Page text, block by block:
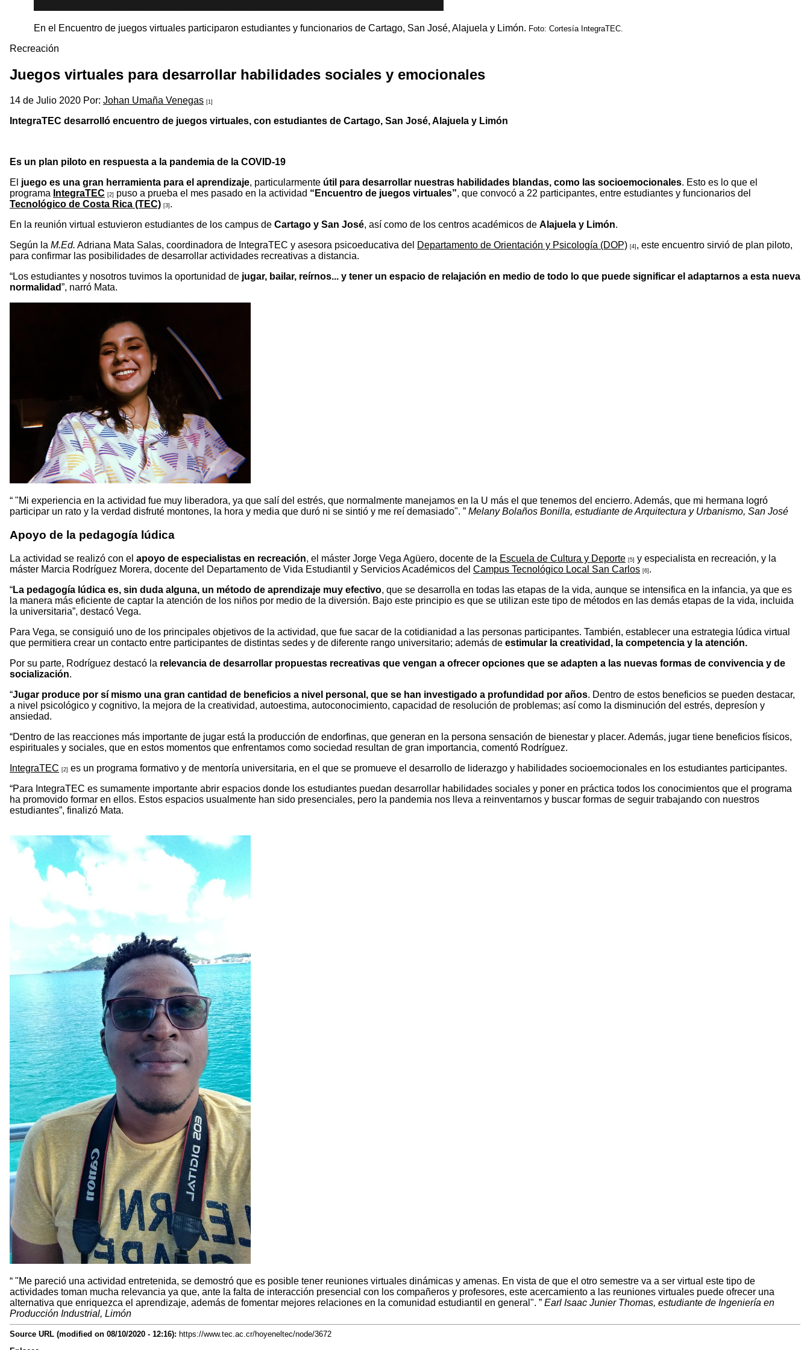
En el Encuentro de juegos virtuales participaron estudiantes y funcionarios de Cartago, San José, Alajuela y Limón. Foto: Cortesía IntegraTEC.
Recreación
Juegos virtuales para desarrollar habilidades sociales y emocionales
14 de Julio 2020 Por: Johan Umaña Venegas [1]
IntegraTEC desarrolló encuentro de juegos virtuales, con estudiantes de Cartago, San José, Alajuela y Limón
Es un plan piloto en respuesta a la pandemia de la COVID-19
El juego es una gran herramienta para el aprendizaje, particularmente útil para desarrollar nuestras habilidades blandas, como las socioemocionales. Esto es lo que el
programa IntegraTEC [2] puso a prueba el mes pasado en la actividad “Encuentro de juegos virtuales”, que convocó a 22 participantes, entre estudiantes y funcionarios del
Tecnológico de Costa Rica (TEC) [3] .
En la reunión virtual estuvieron estudiantes de los campus de Cartago y San José, así como de los centros académicos de Alajuela y Limón.
Según la M.Ed. Adriana Mata Salas, coordinadora de IntegraTEC y asesora psicoeducativa del Departamento de Orientación y Psicología (DOP) [4] , este encuentro sirvió de plan piloto,
para confirmar las posibilidades de desarrollar actividades recreativas a distancia.
“Los estudiantes y nosotros tuvimos la oportunidad de jugar, bailar, reírnos... y tener un espacio de relajación en medio de todo lo que puede significar el adaptarnos a esta nueva
normalidad”, narró Mata.
"Mi experiencia en la actividad fue muy liberadora, ya que salí del estrés, que normalmente manejamos en la U más el que tenemos del encierro. Además, que mi hermana logró
participar un rato y la verdad disfruté montones, la hora y media que duró ni se sintió y me reí demasiado".
Melany Bolaños Bonilla, estudiante de Arquitectura y Urbanismo, San José
Apoyo de la pedagogía lúdica
La actividad se realizó con el apoyo de especialistas en recreación, el máster Jorge Vega Agüero, docente de la Escuela de Cultura y Deporte [5] y especialista en recreación, y la
máster Marcia Rodríguez Morera, docente del Departamento de Vida Estudiantil y Servicios Académicos del Campus Tecnológico Local San Carlos [6] .
“La pedagogía lúdica es, sin duda alguna, un método de aprendizaje muy efectivo, que se desarrolla en todas las etapas de la vida, aunque se intensifica en la infancia, ya que es
la manera más eficiente de captar la atención de los niños por medio de la diversión. Bajo este principio es que se utilizan este tipo de métodos en las demás etapas de la vida, incluida
la universitaria”, destacó Vega.
Para Vega, se consiguió uno de los principales objetivos de la actividad, que fue sacar de la cotidianidad a las personas participantes. También, establecer una estrategia lúdica virtual
que permitiera crear un contacto entre participantes de distintas sedes y de diferente rango universitario; además de estimular la creatividad, la competencia y la atención.
Por su parte, Rodríguez destacó la relevancia de desarrollar propuestas recreativas que vengan a ofrecer opciones que se adapten a las nuevas formas de convivencia y de
socialización.
“Jugar produce por sí mismo una gran cantidad de beneficios a nivel personal, que se han investigado a profundidad por años. Dentro de estos beneficios se pueden destacar,
a nivel psicológico y cognitivo, la mejora de la creatividad, autoestima, autoconocimiento, capacidad de resolución de problemas; así como la disminución del estrés, depresíon y
ansiedad.
“Dentro de las reacciones más importante de jugar está la producción de endorfinas, que generan en la persona sensación de bienestar y placer. Además, jugar tiene beneficios físicos,
espirituales y sociales, que en estos momentos que enfrentamos como sociedad resultan de gran importancia, comentó Rodríguez.
IntegraTEC [2] es un programa formativo y de mentoría universitaria, en el que se promueve el desarrollo de liderazgo y habilidades socioemocionales en los estudiantes participantes.
“Para IntegraTEC es sumamente importante abrir espacios donde los estudiantes puedan desarrollar habilidades sociales y poner en práctica todos los conocimientos que el programa
ha promovido formar en ellos. Estos espacios usualmente han sido presenciales, pero la pandemia nos lleva a reinventarnos y buscar formas de seguir trabajando con nuestros
estudiantes”, finalizó Mata.
"Me pareció una actividad entretenida, se demostró que es posible tener reuniones virtuales dinámicas y amenas. En vista de que el otro semestre va a ser virtual este tipo de
actividades toman mucha relevancia ya que, ante la falta de interacción presencial con los compañeros y profesores, este acercamiento a las reuniones virtuales puede ofrecer una
alternativa que enriquezca el aprendizaje, además de fomentar mejores relaciones en la comunidad estudiantil en general".
Earl Isaac Junier Thomas, estudiante de Ingeniería en
Producción Industrial, Limón
Source URL (modified on 08/10/2020 - 12:16): https://www.tec.ac.cr/hoyeneltec/node/3672